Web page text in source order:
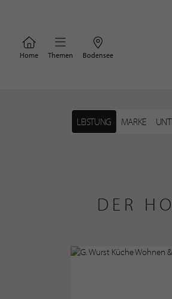
Home Themen Bodensee
LEISTUNG MARKE
DER